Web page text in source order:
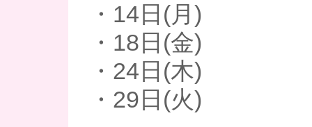
・14日(月)
・18日(金)
・24日(木)
・29日(火)